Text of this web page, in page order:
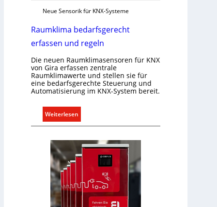
Neue Sensorik für KNX-Systeme
Raumklima bedarfsgerecht
erfassen und regeln
Die neuen Raumklimasensoren für KNX
von Gira erfassen zentrale
Raumklimawerte und stellen sie für
eine bedarfsgerechte Steuerung und
Automatisierung im KNX-System bereit.
Weiterlesen
R
u
m
i
m